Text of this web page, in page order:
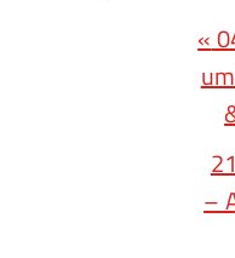
«
–